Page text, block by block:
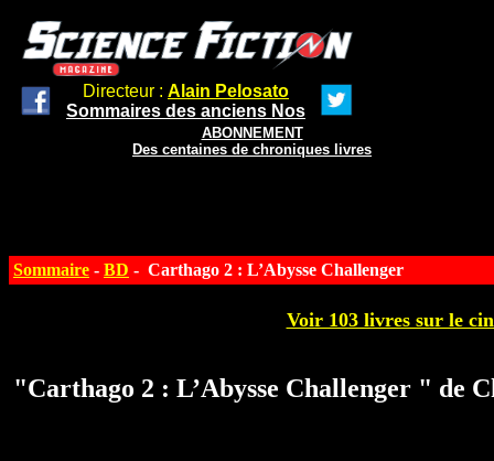
Directeur : Alain Pelosato
Sommaires des anciens Nos
ABONNEMENT
Des centaines de chroniques livres
Sommaire - BD - Carthago 2 : L’Abysse Challenger
Voir 103 livres sur le
"Carthago 2 : L’Abysse Challenger " de